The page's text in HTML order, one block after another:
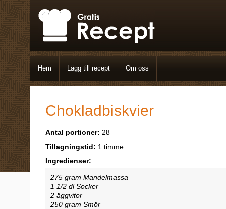
Hem Lägg till recept Om oss
Chokladbiskvier
Antal portioner: 28
Tillagningstid: 1 timme
Ingredienser:
275 gram Mandelmassa
1 1/2 dl Socker
2 äggvitor
250 gram Smör